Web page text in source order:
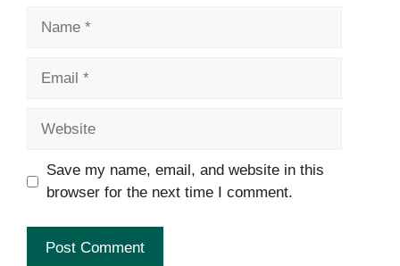
Save my name, email, and website in this
browser for the next time I comment.